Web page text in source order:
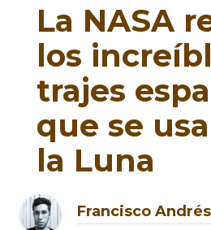
La NASA
los
trajes
que se
la Luna
Francisco